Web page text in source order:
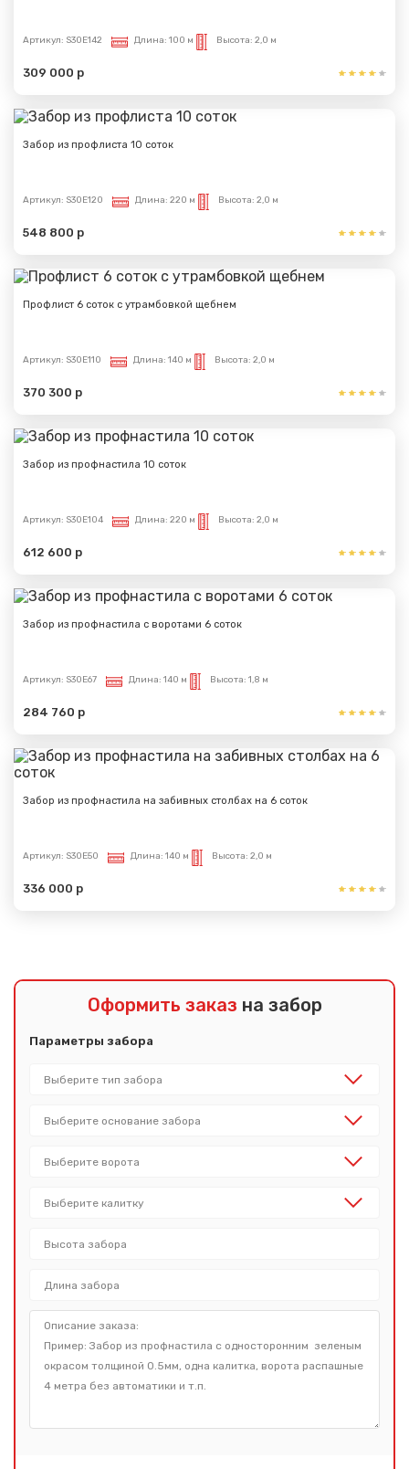
Артикул: S30E142 Длина: 100 м Высота: 2,0 м
309 000 р
Забор из профлиста 10 соток
Артикул: S30E120 Длина: 220 м Высота: 2,0 м
548 800 р
Профлист 6 соток с утрамбовкой щебнем
Артикул: S30E110 Длина: 140 м Высота: 2,0 м
370 300 р
Забор из профнастила 10 соток
Артикул: S30E104 Длина: 220 м Высота: 2,0 м
612 600 р
Забор из профнастила с воротами 6 соток
Артикул: S30E67 Длина: 140 м Высота: 1,8 м
284 760 р
Забор из профнастила на забивных столбах на 6 соток
Артикул: S30E50 Длина: 140 м Высота: 2,0 м
336 000 р
Оформить заказ на забор
Параметры забора